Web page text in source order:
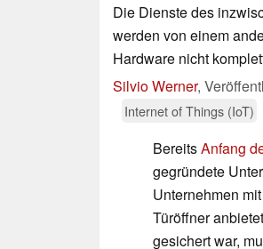
Die Dienste des
werden von einem
Hardware nicht
Silvio Werner,
Internet of Things (IoT)
BereitsAnfang
gegründete
Unternehmen
Türöffner
gesichert war,